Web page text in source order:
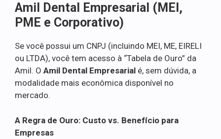
Amil Dental Empresarial (MEI,
PME e Corporativo)
Se você possui um CNPJ (incluindo MEI, ME, EIRELI
ou LTDA), você tem acesso à “Tabela de Ouro” da
Amil. O Amil Dental Empresarial é, sem dúvida, a
modalidade mais econômica disponível no
mercado.
A Regra de Ouro: Custo vs. Benefício para
Empresas